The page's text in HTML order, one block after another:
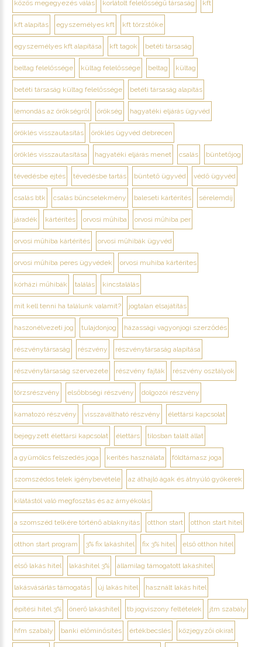
közös megegyezés válás korlátolt felelősségű társaság kft
kft alapítás egyszemélyes kft kft törzstőke
egyszemélyes kft alapítása kft tagok betéti társaság
beltag felelőssége kültag felelőssége beltag kültag
betéti társaság kültag felelőssége betéti társaság alapítás
lemondás az örökségről örökség hagyatéki eljárás ügyvéd
öröklés visszautasítás öröklés ügyvéd debrecen
öröklés visszautasítása hagyatéki eljárás menet csalás büntetőjog
tévedésbe ejtés tévedésbe tartás büntető ügyvéd védő ügyvéd
csalás btk csalás bűncselekmény baleseti kártérítés sérelemdíj
járadék kártérítés orvosi műhiba orvosi műhiba per
orvosi műhiba kártérítés orvosi műhibák ügyvéd
orvosi műhiba peres ügyvédek orvosi muhiba kártérítes
kórházi műhibák találás kincstalálás
mit kell tenni ha találunk valamit? jogtalan elsajátítás
haszonélvezeti jog tulajdonjog házassági vagyonjogi szerződés
részvénytársaság részvény részvénytársaság alapítása
részvénytársaság szervezete részvény fajták részvény osztályok
törzsrészvény elsőbbségi részvény dolgozói részvény
kamatozó részvény visszaváltható részvény élettársi kapcsolat
bejegyzett élettársi kapcsolat élettárs tilosban talált állat
a gyümölcs felszedés joga kerítés használata földtámasz joga
szomszédos telek igénybevétele az áthajló ágak és átnyúló gyökerek
kilátástól való megfosztás és az árnyékolás
a szomszéd telkére történő ablaknyitás otthon start otthon start hitel
otthon start program 3% fix lakáshitel fix 3% hitel első otthon hitel
első lakás hitel lakáshitel 3% államilag támogatott lakáshitel
lakásvásárlás támogatás új lakás hitel használt lakás hitel
építési hitel 3% önerő lakáshitel tb jogviszony feltételek jtm szabály
hfm szabály banki előminősítés értékbecslés közjegyzői okirat